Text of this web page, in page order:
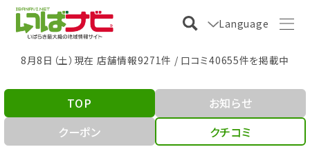
Language
8月8日（土）現在 店舗情報9271件 / 口コミ40655件を掲載中
TOP
お知らせ
クーポン
クチコミ